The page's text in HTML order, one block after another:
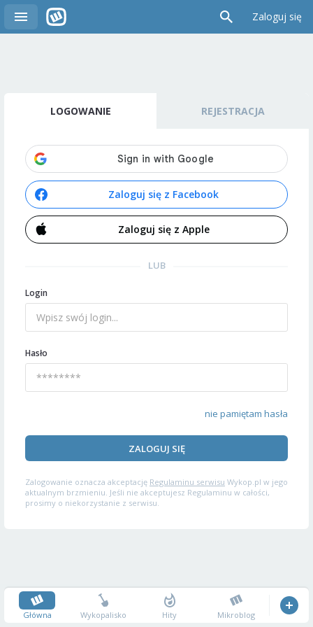
Zaloguj się
LOGOWANIE REJESTRACJA
Zaloguj się z Facebook
Zaloguj się z Apple
LUB
Login
Hasło
nie pamiętam hasła
ZALOGUJ SIĘ
Zalogowanie oznacza akceptację Regulaminu serwisu Wykop.pl w jego
aktualnym brzmieniu. Jeśli nie akceptujesz Regulaminu w całości,
prosimy o niekorzystanie z serwisu.
Główna Wykopalisko Hity Mikroblog